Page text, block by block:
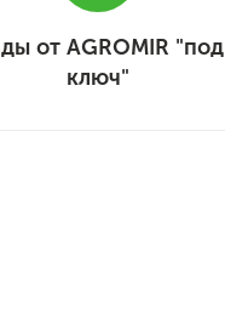
от AGROMIR "под
ключ"